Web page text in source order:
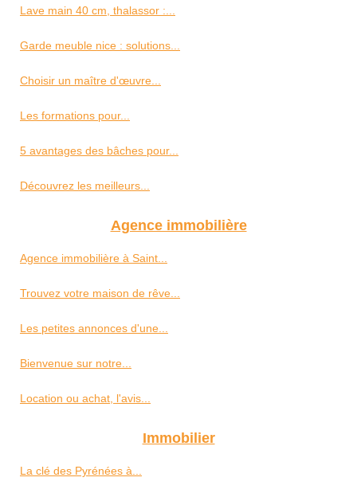
Lave main 40 cm, thalassor :...
Garde meuble nice : solutions...
Choisir un maître d'œuvre...
Les formations pour...
5 avantages des bâches pour...
Découvrez les meilleurs...
Agence immobilière
Agence immobilière à Saint...
Trouvez votre maison de rêve...
Les petites annonces d'une...
Bienvenue sur notre...
Location ou achat, l'avis...
Immobilier
La clé des Pyrénées à...